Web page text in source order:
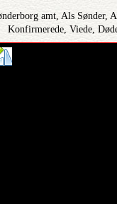
amt, Als Sønder,
Konfirmerede, Viede,